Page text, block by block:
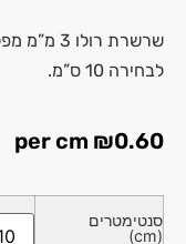
שרשרת
לבחירה 10 ס”מ.
₪0.60
סנטימטרים
(cm)